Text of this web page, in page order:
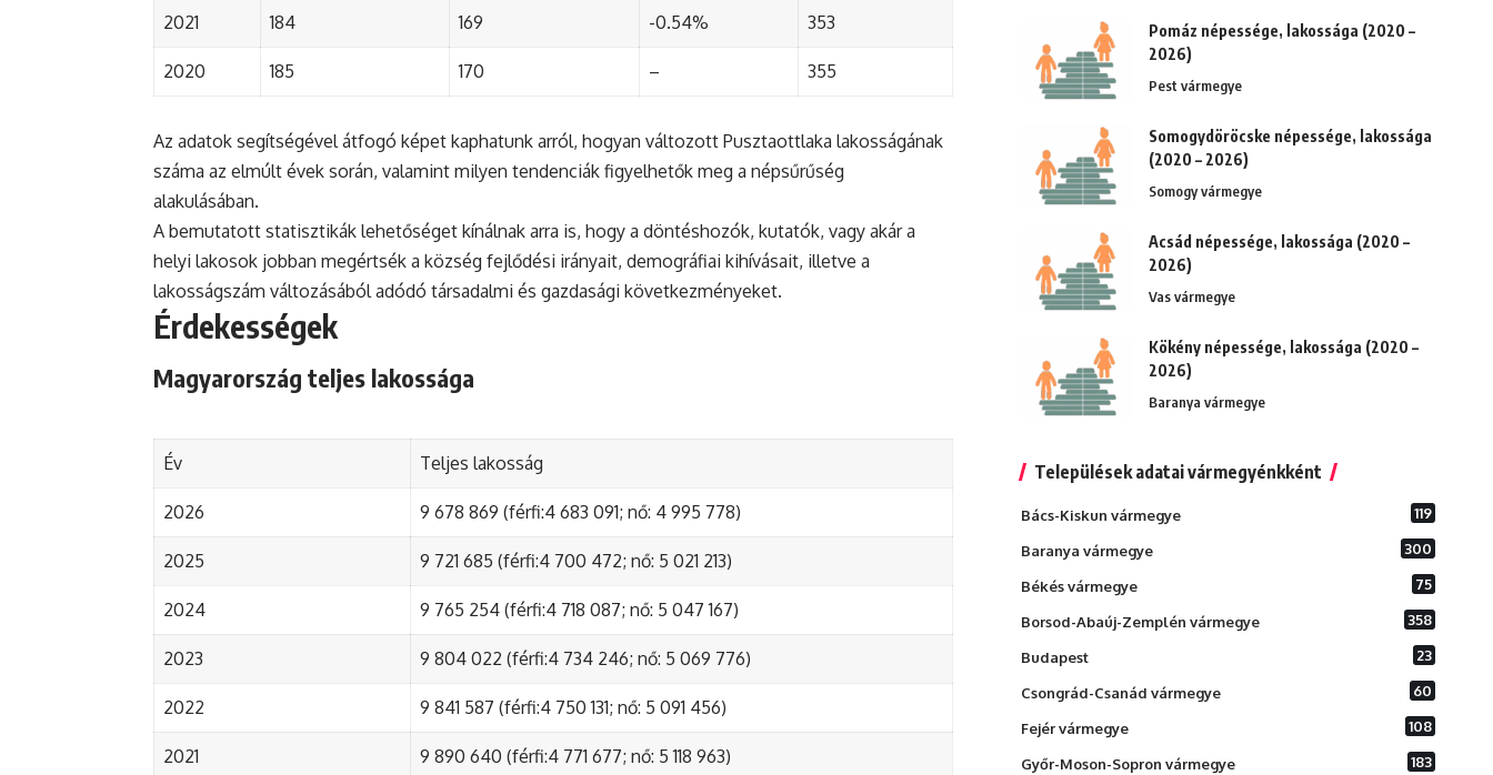
2021 184 169 -0.54% 353
2020 185 170 – 355
Az adatok segítségével átfogó képet kaphatunk arról, hogyan változott Pusztaottlaka lakosságának
száma az elmúlt évek során, valamint milyen tendenciák figyelhetők meg a népsűrűség
alakulásában.
A bemutatott statisztikák lehetőséget kínálnak arra is, hogy a döntéshozók, kutatók, vagy akár a
helyi lakosok jobban megértsék a község fejlődési irányait, demográfiai kihívásait, illetve a
lakosságszám változásából adódó társadalmi és gazdasági következményeket.
Érdekességek
Magyarország teljes lakossága
Év Teljes lakosság
2026 9 678 869 (férfi:4 683 091; nő: 4 995 778)
2025 9 721 685 (férfi:4 700 472; nő: 5 021 213)
2024 9 765 254 (férfi:4 718 087; nő: 5 047 167)
2023 9 804 022 (férfi:4 734 246; nő: 5 069 776)
2022 9 841 587 (férfi:4 750 131; nő: 5 091 456)
2021 9 890 640 (férfi:4 771 677; nő: 5 118 963)
Pomáz népessége, lakossága (2020 –
2026)
Pest vármegye
Somogydöröcske népessége, lakossága
(2020 – 2026)
Somogy vármegye
Acsád népessége, lakossága (2020 –
2026)
Vas vármegye
Kökény népessége, lakossága (2020 –
2026)
Baranya vármegye
Települések adatai vármegyénkként
Bács-Kiskun vármegye 119
Baranya vármegye 300
Békés vármegye 75
Borsod-Abaúj-Zemplén vármegye 358
Budapest 23
Csongrád-Csanád vármegye 60
Fejér vármegye 108
Győr-Moson-Sopron vármegye 183